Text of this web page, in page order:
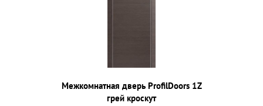
Межкомнатная дверь ProfilDoors 1Z
грей кроскут